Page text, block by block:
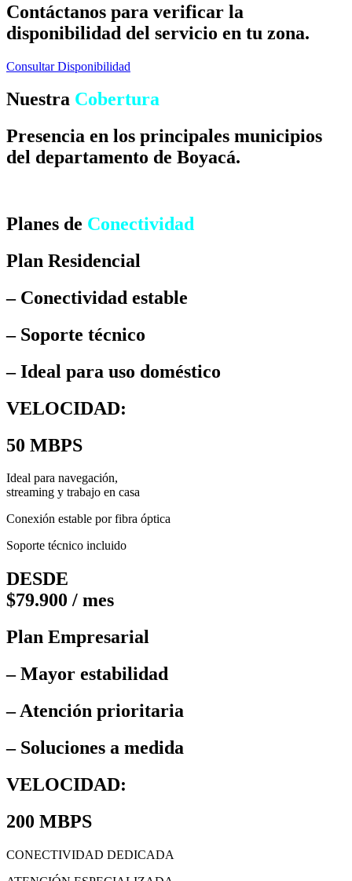
Contáctanos para verificar la
disponibilidad del servicio en tu zona.
Consultar Disponibilidad
Nuestra Cobertura
Presencia en los principales municipios
del departamento de Boyacá.
Planes de Conectividad
Plan Residencial
– Conectividad estable
– Soporte técnico
– Ideal para uso doméstico
VELOCIDAD:
50 MBPS
Ideal para navegación,
streaming y trabajo en casa
Conexión estable por fibra óptica
Soporte técnico incluido
DESDE
$79.900 / mes
Plan Empresarial
– Mayor estabilidad
– Atención prioritaria
– Soluciones a medida
VELOCIDAD:
200 MBPS
CONECTIVIDAD DEDICADA